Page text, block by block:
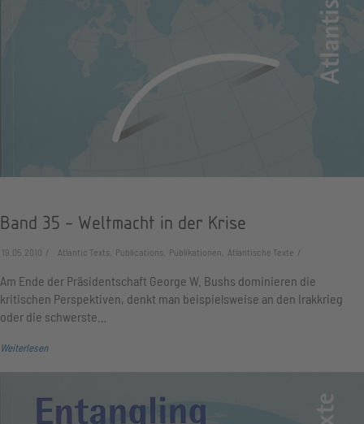
Band 35 - Weltmacht in der Krise
19.05.2010 Atlantic Texts, Publications, Publikationen, Atlantische Texte
Am Ende der Präsidentschaft George W. Bushs dominieren die
kritischen Perspektiven, denkt man beispielsweise an den Irakkrieg
oder die schwerste…
Weiterlesen